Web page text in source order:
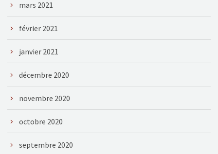
mars 2021
février 2021
janvier 2021
décembre 2020
novembre 2020
octobre 2020
septembre 2020